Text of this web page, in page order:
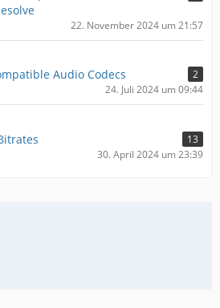
22. November 2024 um 21:57
Audio Codecs
2
24. Juli 2024 um 09:44
13
30. April 2024 um 23:39